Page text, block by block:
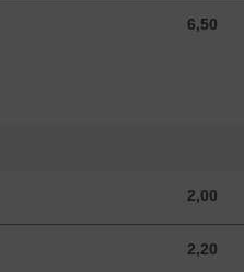
6,50
6,50 EUR
2,00
2,00 EUR
2,20
2,20 EUR